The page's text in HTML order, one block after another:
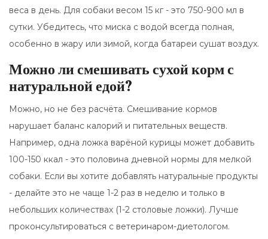
веса в день. Для собаки весом 15 кг - это 750-900 мл в
сутки. Убедитесь, что миска с водой всегда полная,
особенно в жару или зимой, когда батареи сушат воздух.
Можно ли смешивать сухой корм с
натуральной едой?
Можно, но не без расчёта. Смешивание кормов
нарушает баланс калорий и питательных веществ.
Например, одна ложка варёной курицы может добавить
100-150 ккал - это половина дневной нормы для мелкой
собаки. Если вы хотите добавлять натуральные продукты
- делайте это не чаще 1-2 раз в неделю и только в
небольших количествах (1-2 столовые ложки). Лучше
проконсультироваться с ветеринаром-диетологом.